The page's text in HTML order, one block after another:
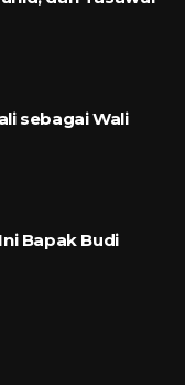
sebagai Wali
Bapak Budi